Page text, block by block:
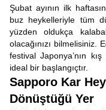
Şubat ayının ilk
buz heykelleriyle tüm
yüzden oldukça
olacağınızı bilmelisiniz.
festival Japonya’nın
ideal bir başlangıçtır.
Sapporo Kar
Dönüştüğü Yer